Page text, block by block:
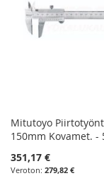
Mitutoyo
150mm Kovamet. -
351,17 €
279,82 €